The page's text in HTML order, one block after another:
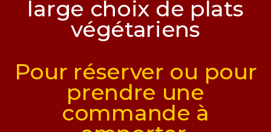
large choix de plats
végétariens
Pour réserver ou pour
prendre une
commande à